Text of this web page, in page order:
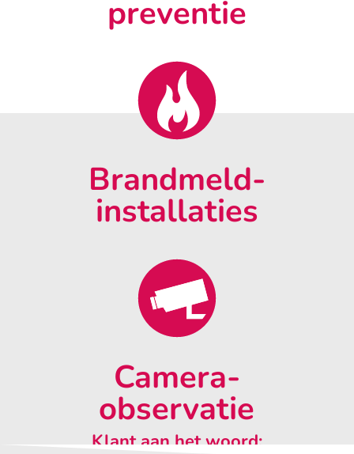
preventie
Brandmeld-
installaties
Camera-
observatie
Klant aan het woord: